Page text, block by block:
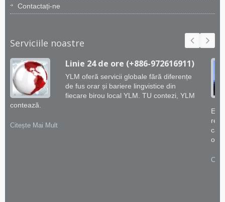
Contactați-ne
Serviciile noastre
Linie 24 de ore (+886-972616911)
YLM oferă servicii globale fără diferențe
de fus orar și bariere lingvistice din
fiecare birou local YLM. TU contezi, YLM
contează.
Citește Mai Mult